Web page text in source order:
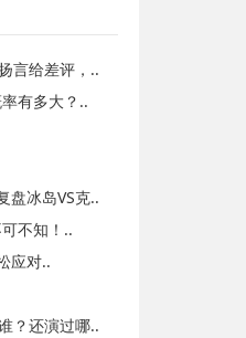
言给差评，..
有多大？..
盘冰岛VS克..
不知！..
应对..
？还演过哪..